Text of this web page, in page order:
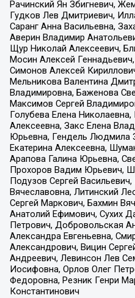
Рачинский Ян Збигневич,
Гудков Лев Дмитриевич,
Саранг Анна Васильевна,
Аверин Владимир
Щур Николай Алексеевич,
Мосин Алексей
Симонов Алексей
Мельникова Валентина
Владимировна, Баженова
Максимов Сергей
Голубева Елена
Алексеевна, Закс Елена
Юрьевна, Гендель Людмила
Екатерина Алексеевна,
Арапова Галина Юрьевна,
Прохоров Вадим Юрьевич,
Подузов Сергей
Вячеславовна, Литинский
Сергей Маркович, Бахмин
Анатолий Ефимович, Сухих
Петрович, Добровольская
Александра Евгеньевна,
Александрович, Вицин
Андреевич, Левинсон Лев
Иосифовна, Орлов Олег
Федоровна, Резник Генри
Константинович